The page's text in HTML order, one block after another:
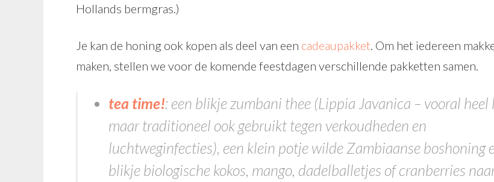
Hollands bermgras.)
Je kan de honing ook kopen als deel van een cadeaupakket. Om het iedereen
maken, stellen we voor de komende feestdagen verschillende pakketten samen.
tea time!: een blikje zumbani thee (Lippia Javanica – vooral heel
maar traditioneel ook gebruikt tegen verkoudheden en
luchtweginfecties), een klein potje wilde Zambiaanse boshoning
blikje biologische kokos, mango, dadelballetjes of cranberries